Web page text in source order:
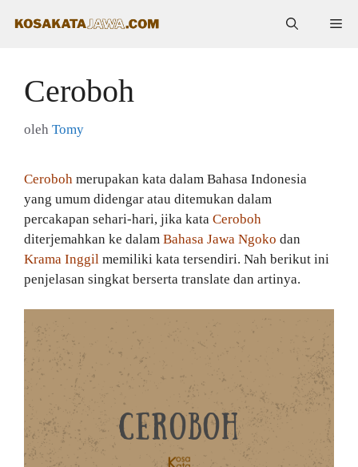
Ceroboh
oleh Tomy
Ceroboh merupakan kata dalam Bahasa Indonesia
yang umum didengar atau ditemukan dalam
percakapan sehari-hari, jika kata Ceroboh
diterjemahkan ke dalam Bahasa Jawa Ngoko dan
Krama Inggil memiliki kata tersendiri. Nah berikut ini
penjelasan singkat berserta translate dan artinya.